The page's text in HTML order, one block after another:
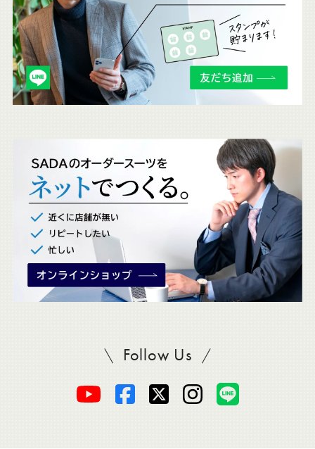
ら
も
チ
ェ
Follow UsSADAをフォロー
オ
オ
オ
オ